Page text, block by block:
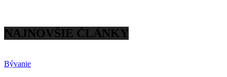
NAJNOVŠIE ČLÁNKY
Bývanie